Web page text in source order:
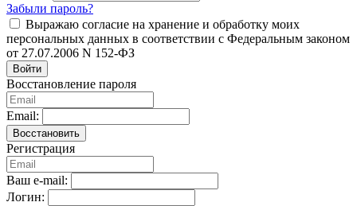
Забыли пароль?
Выражаю согласие на хранение и обработку моих
персональных данных в соответствии с Федеральным законом
от 27.07.2006 N 152-ФЗ
Войти
Восстановление пароля
Email:
Восстановить
Регистрация
Ваш e-mail:
Логин: